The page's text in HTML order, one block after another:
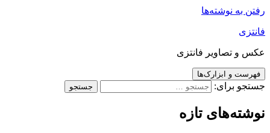
رفتن به نوشته‌ها
فانتزی
عکس و تصاویر فانتزی
فهرست و ابزارک‌ها
جستجو برای:
نوشته‌های تازه